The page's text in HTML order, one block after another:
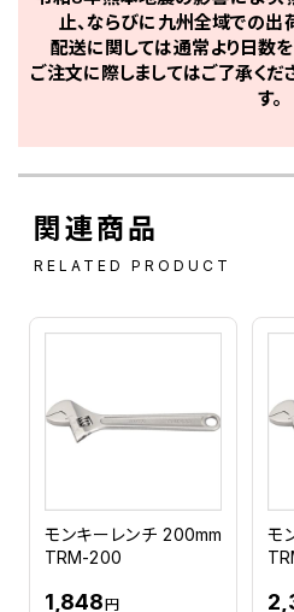
止、ならびに九州全域での出
配送に関しては通常より日数を
ご注文に際しましてはご了承く
す。
関連商品
RELATED PRODUCT
モンキーレンチ 200mm
TRM-200
1,848円
モ